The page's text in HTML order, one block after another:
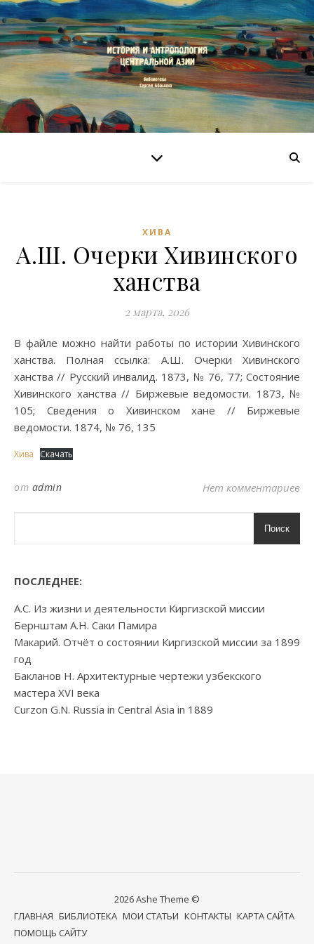
ХИВА
А.Ш. Очерки Хивинского
ханства
2 марта, 2026
В файле можно найти работы по истории Хивинского
ханства. Полная ссылка: А.Ш. Очерки Хивинского
ханства // Русский инвалид. 1873, № 76, 77; Состояние
Хивинского ханства // Биржевые ведомости. 1873, №
105; Сведения о Хивинском хане // Биржевые
ведомости. 1874, № 76, 135
Хива Скачать
от admin Нет комментариев
Поиск
ПОСЛЕДНЕЕ:
А.С. Из жизни и деятельности Киргизской миссии
Бернштам А.Н. Саки Памира
Макарий. Отчёт о состоянии Киргизской миссии за 1899
год
Бакланов Н. Архитектурные чертежи узбекского
мастера XVI века
Curzon G.N. Russia in Central Asia in 1889
2026 Ashe Theme ©
ГЛАВНАЯ БИБЛИОТЕКА МОИ СТАТЬИ КОНТАКТЫ КАРТА САЙТА
ПОМОЩЬ САЙТУ